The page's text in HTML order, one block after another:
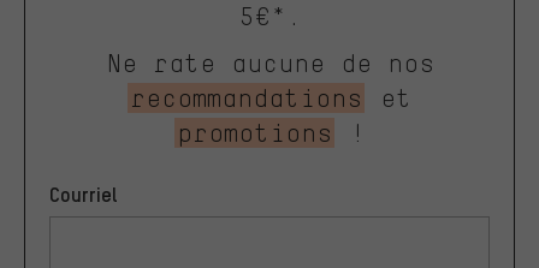
5€*.
Ne rate aucune de nos
recommandations
et
promotions
!
Courriel